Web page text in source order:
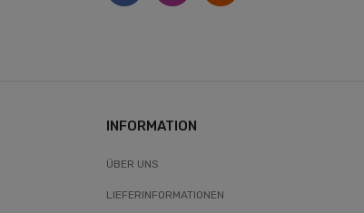
INFORMATION
ÜBER UNS
LIEFERINFORMATIONEN